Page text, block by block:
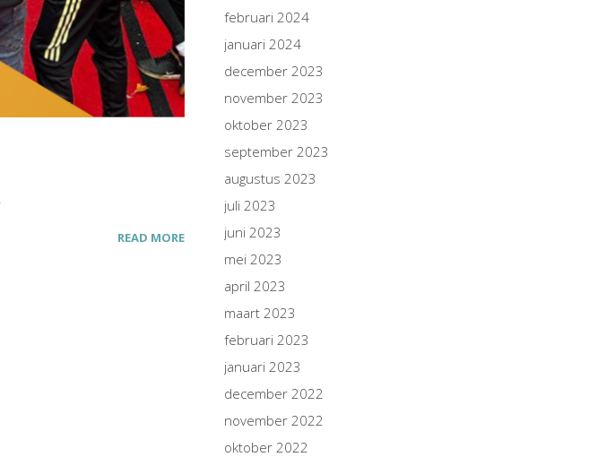
READ MORE
februari 2024
januari 2024
december 2023
november 2023
oktober 2023
september 2023
augustus 2023
juli 2023
juni 2023
mei 2023
april 2023
maart 2023
februari 2023
januari 2023
december 2022
november 2022
oktober 2022